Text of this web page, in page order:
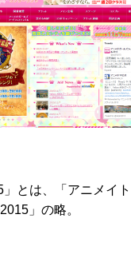
」とは、「アニメイ
」の略。